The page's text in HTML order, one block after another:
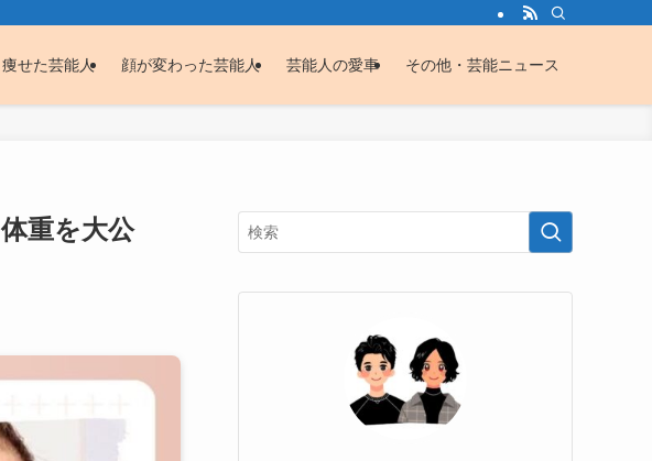
痩せた芸能人 顔が変わった芸能人 芸能人の愛車 その他・芸能ニュース
重を大公